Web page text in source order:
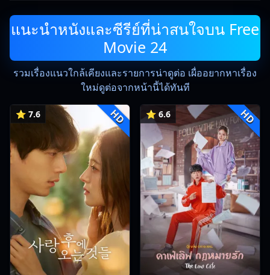
แนะนำหนังและซีรีย์ที่น่าสนใจบน Free
Movie 24
รวมเรื่องแนวใกล้เคียงและรายการน่าดูต่อ เผื่ออยากหาเรื่อง
ใหม่ดูต่อจากหน้านี้ได้ทันที
⭐ 7.6 HD ⭐ 6.6 HD